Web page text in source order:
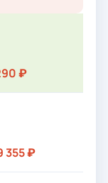
₽
355 ₽